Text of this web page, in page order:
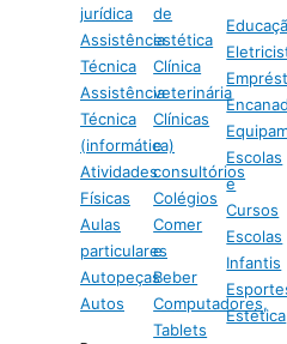
jurídica
Assistência
Técnica
Assistência
Técnica
(informática)
Atividades
Físicas
Aulas
particulares
Autopeças
Autos
de
estética
Clínica
veterinária
Clínicas
e
consultórios
Colégios
Comer
e
Beber
Computadores,
Tablets
Escolas
e
Cursos
Escolas
Infantis
Estética